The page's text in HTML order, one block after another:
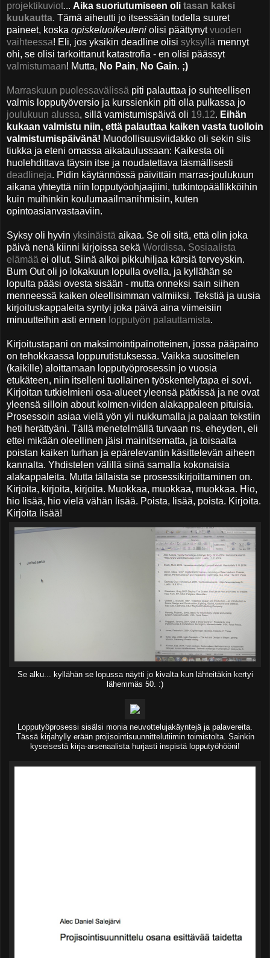
projektikuviot... Aika suoriutumiseen oli tasan kaksi
kuukautta. Tämä aiheutti jo itsessään todella suuret
paineet, koska opiskeluoikeuteni olisi päättynytvuoden
vaihteessa! Eli, jos yksikin deadline olisi syksyllä mennyt
ohi, se olisi tarkoittanut katastrofia - en olisi päässyt
valmistumaan! Mutta, No Pain, No Gain. ;)
Marraskuun puolessavälissä piti palauttaa jo suhteellisen
valmis lopputyöversio ja kurssienkin piti olla pulkassa jo
joulukuun alussa, sillä vamistumispäivä oli 19.12. Eihän
kukaan valmistu niin, että palauttaa kaiken vasta tuolloin
valmistumispäivänä! Muodollisuusviidakko oli sekin siis
tiukka ja eteni omassa aikataulussaan: Kaikesta oli
huolehdittava täysin itse ja noudatettava täsmällisesti
deadlineja. Pidin käytännössä päivittäin marras-joulukuun
aikana yhteyttä niin lopputyöohjaajiini, tutkintopäällikköihin
kuin muihinkin koulumaailmanihmisiin, kuten
opintoasianvastaaviin.
Syksy oli hyvin yksinäistä aikaa. Se oli sitä, että olin joka
päivä nenä kiinni kirjoissa sekä Wordissa. Sosiaalista
elämää ei ollut. Siinä alkoi pikkuhiljaa kärsiä terveyskin.
Burn Out oli jo lokakuun lopulla ovella, ja kyllähän se
lopulta pääsi ovesta sisään - mutta onneksi sain siihen
menneessä kaiken oleellisimman valmiiksi. Tekstiä ja uusia
kirjoituskappaleita syntyi joka päivä aina viimeisiin
minuutteihin asti ennen lopputyön palauttamista.
Kirjoitustapani on maksimointipainotteinen, jossa pääpaino
on tehokkaassa loppurutistuksessa. Vaikka suosittelen
(kaikille) aloittamaan lopputyöprosessin jo vuosia
etukäteen, niin itselleni tuollainen työskentelytapa ei sovi.
Kirjoitan tutkielmieni osa-alueet yleensä pätkissä ja ne ovat
yleensä silloin about kolmen-viiden alakappaleen pituisia.
Prosessoin asiaa vielä yön yli nukkumalla ja palaan tekstiin
heti herättyäni. Tällä menetelmällä turvaan ns. eheyden, eli
ettei mikään oleellinen jäisi mainitsematta, ja toisaalta
poistan kaiken turhan ja epärelevantin käsittelevän aiheen
kannalta. Yhdistelen välillä siinä samalla kokonaisia
alakappaleita. Mutta tällaista se prosessikirjoittaminen on.
Kirjoita, kirjoita, kirjoita. Muokkaa, muokkaa, muokkaa. Hio,
hio lisää, hio vielä vähän lisää. Poista, lisää, poista. Kirjoita.
Kirjoita lisää!
Se alku... kyllähän se lopussa näytti jo kivalta kun lähteitäkin kertyi
lähemmäs 50. :)
Lopputyöprosessi sisälsi monia neuvottelujakäyntejä ja palavereita.
Tässä kirjahylly erään projisointisuunnittelutiimin toimistolta. Sainkin
kyseisestä kirja-arsenaalista hurjasti inspistä lopputyöhööni!